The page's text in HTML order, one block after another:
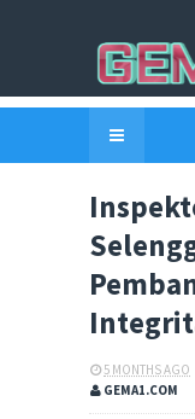
5 MONTHS AGO
GEMA1.COM